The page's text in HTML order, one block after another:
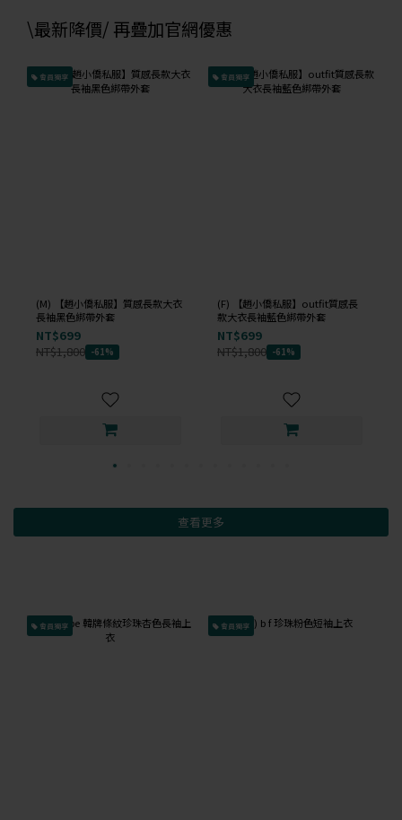
\最新降價/ 再疊加官網優惠
會員獨享
(M) 【趙小僑私服】質感長款大衣
長袖黑色綁帶外套
NT$699
NT$1,800 -61%
會員獨享
(F) 【趙小僑私服】outfit質感長
款大衣長袖藍色綁帶外套
NT$699
NT$1,800 -61%
查看更多
會員獨享 會員獨享